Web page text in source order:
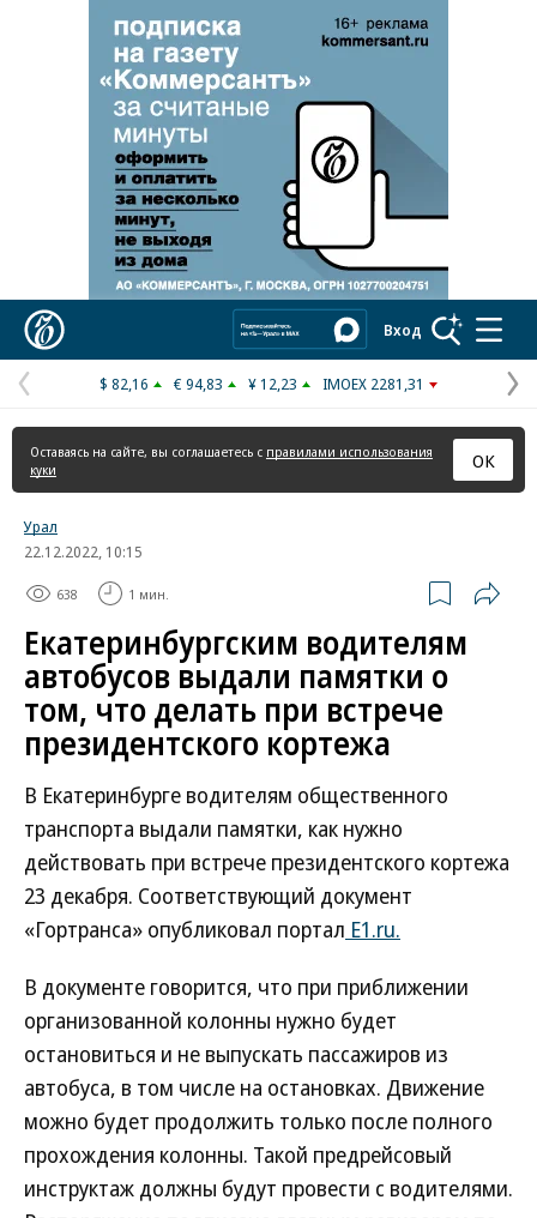
Реклама в «Ъ» www.kommersant.ru/ad
Вход
Предыдущая
страница
$ 82,16 € 94,83 ¥ 12,23 IMOEX 2281,31
Оставаясь на сайте, вы соглашаетесь с правилами использования
куки
ОК
Урал
22.12.2022, 10:15
638 1 мин.
Екатеринбургским водителям
автобусов выдали памятки о
том, что делать при встрече
президентского кортежа
В Екатеринбурге водителям общественного
транспорта выдали памятки, как нужно
действовать при встрече президентского кортежа
23 декабря. Соответствующий документ
«Гортранса» опубликовал портал Е1.ru.
В документе говорится, что при приближении
организованной колонны нужно будет
остановиться и не выпускать пассажиров из
автобуса, в том числе на остановках. Движение
можно будет продолжить только после полного
прохождения колонны. Такой предрейсовый
инструктаж должны будут провести с водителями.